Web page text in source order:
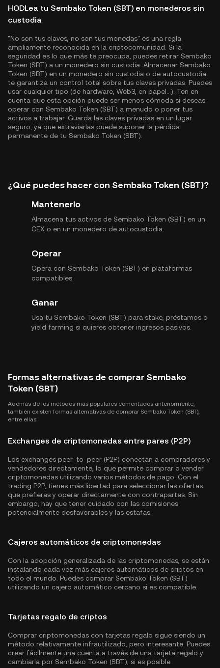
HODLea tu Sembako Token (SBT) en monederos sin
custodia
"No son tus claves, no son tus monedas" es una regla
ampliamente reconocida en la criptocomunidad. Si la
seguridad es lo que más te preocupa, puedes retirar Sembako
Token (SBT) a un monedero sin custodia. Almacenar Sembako
Token (SBT) en un monedero sin custodia o de autocustodia
te garantiza un control total sobre tus claves privadas. Puedes
usar cualquier tipo (de hardware, Web3, en papel...). Ten en
cuenta que esta opción puede ser menos cómoda si deseas
operar con Sembako Token (SBT) a menudo o poner tus
activos a trabajar. Guarda las claves privadas en un lugar
seguro, ya que extraviarlas puede suponer la pérdida
permanente de tu Sembako Token (SBT).
¿Qué puedes hacer con Sembako Token (SBT)?
Mantenerlo
Almacena tus activos de Sembako Token (SBT) en un
CEX o en un monedero de autocustodia.
Operar
Opera con Sembako Token (SBT) en plataformas
compatibles.
Ganar
Usa tu Sembako Token (SBT) para stake, préstamos o
yield farming si quieres obtener ingresos pasivos.
Formas alternativas de comprar Sembako
Token (SBT)
Además de los métodos más populares comentados anteriormente,
también existen formas alternativas de comprar Sembako Token (SBT),
entre ellas:
Exchanges de criptomonedas entre pares (P2P)
Los exchanges peer-to-peer (P2P) conectan a compradores y
vendedores directamente, lo que permite comprar o vender
criptomonedas utilizando varios métodos de pago. Con el
trading P2P, tienes más libertad para seleccionar las ofertas
que prefieras y operar directamente con contrapartes. Sin
embargo, hay que tener cuidado con las comisiones
potencialmente desfavorables y las estafas.
Cajeros automáticos de criptomonedas
Con la adopción generalizada de las criptomonedas, se están
instalando cada vez más cajeros automáticos de criptos en
todo el mundo. Puedes comprar Sembako Token (SBT)
utilizando un cajero automático cercano si es compatible.
Tarjetas regalo de criptos
Comprar criptomonedas con tarjetas regalo sigue siendo un
método relativamente infrautilizado, pero interesante. Puedes
crear fácilmente una cuenta a través de una tarjeta regalo y
cambiarla por Sembako Token (SBT), si es posible.